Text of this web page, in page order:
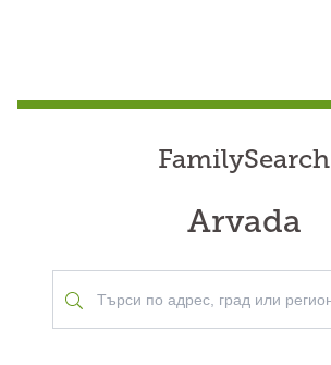
FamilySearch
Arvada